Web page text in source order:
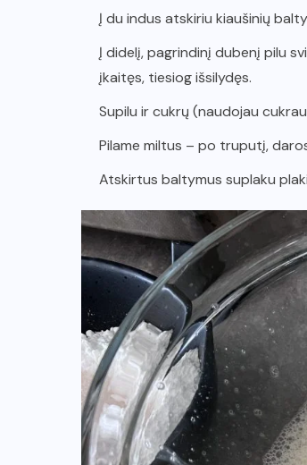
Į du indus atskiriu kiaušinių
Į didelį, pagrindinį dubenį pilu
įkaitęs, tiesiog išsilydęs.
Supilu ir cukrų (naudojau
Pilame miltus – po truputį,
Atskirtus baltymus suplaku